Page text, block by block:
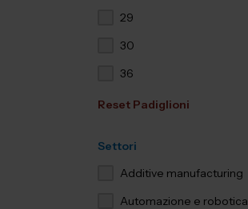
29
30
36
Reset Padiglioni
Settori
Additive manufacturing
Automazione e robotica